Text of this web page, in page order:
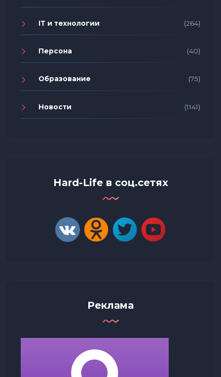
IT и технологии (264)
Персона (40)
Образование (75)
Новости (1141)
Hard-Life в соц.сетях
Реклама